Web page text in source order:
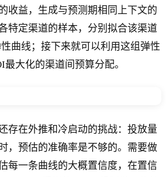
收益，生成与预测期相同上下文的
特定渠道的样本，分别拟合该渠道
曲线；接下来就可以利用这组弹性
大化的渠道间预算分配。
存在外推和冷启动的挑战：投放量
，预估的准确率是不够的。需要做
每一条曲线的大概置信度，在置信